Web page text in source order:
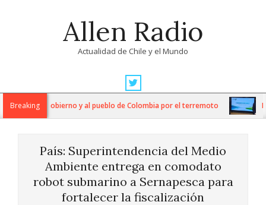
Allen Radio
Actualidad de Chile y el Mundo
Navigation
MenuBreakingal Gobierno y al pueblo de Colombia por el terremoto
País: Superintendencia del Medio
Ambiente entrega en comodato
robot submarino a Sernapesca para
fortalecer la fiscalización